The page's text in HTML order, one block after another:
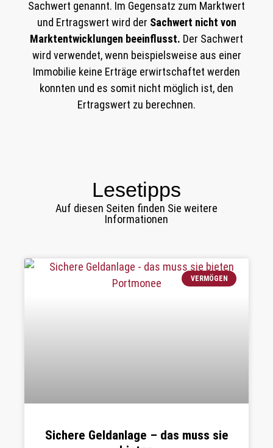
Sachwert genannt. Im Gegensatz zum Marktwert
und Ertragswert wird der Sachwert nicht von
Marktentwicklungen beeinflusst. Der Sachwert
wird verwendet, wenn beispielsweise aus einer
Immobilie keine Erträge erwirtschaftet werden
konnten und es somit nicht möglich ist, den
Ertragswert zu berechnen.
Lesetipps
Auf diesen Seiten finden Sie weitere
Informationen
VERMÖGEN
Sichere Geldanlage – das muss sie